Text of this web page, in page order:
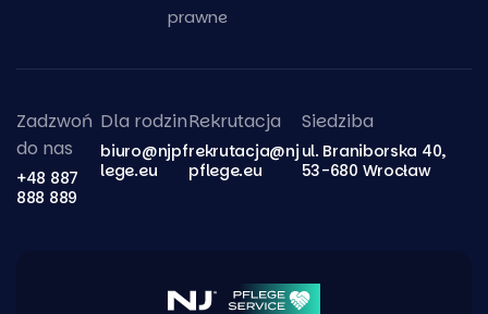
prawne
Zadzwoń
do nas
+48 887
888 889
Dla rodzin
biuro@njpf
lege.eu
Rekrutacja
rekrutacja@nj
pflege.eu
Siedziba
ul. Braniborska 40,
53-680 Wrocław